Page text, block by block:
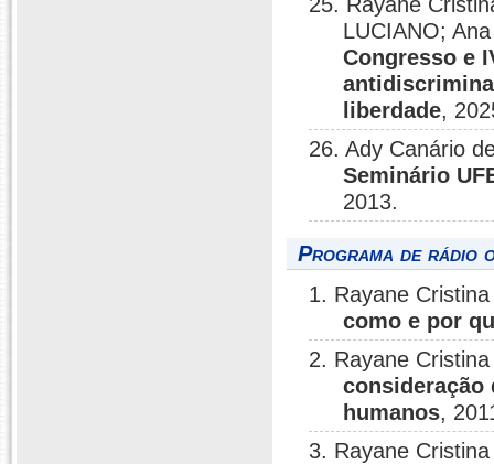
LUCIANO;
Congresso e
liberdade,
26. Ady Canário
Seminário
2013.
Programa de rádio
1. Rayane
como e por
2. Rayane
consideração
humanos,
3. Rayane